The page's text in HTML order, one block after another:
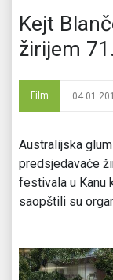
Kejt
žirijem
Film
Australijska
predsjedavaće
festivala u Kanu
saopštili su